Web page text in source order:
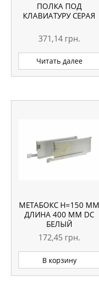
ПОЛКА ПОД
КЛАВИАТУРУ СЕРАЯ
371,14 грн.
Читать далее
МЕТАБОКС H=150 ММ
ДЛИНА 400 ММ DC
БЕЛЫЙ
172,45 грн.
В корзину